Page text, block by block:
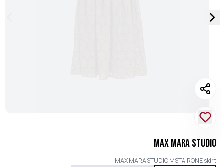
MAX MARA STUDIO
MAX MARA STUDIO MSTAIRONE skirt